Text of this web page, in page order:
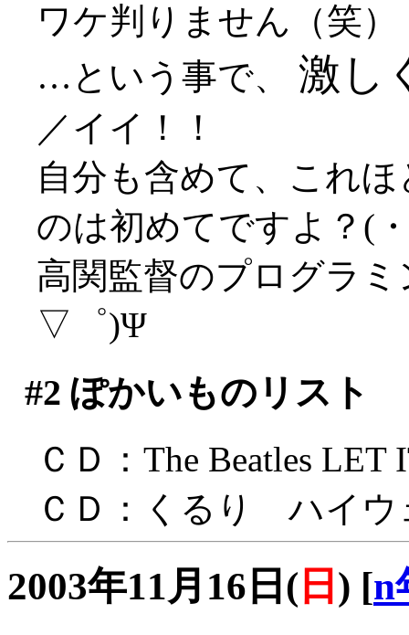
ワケ判りません（笑）
…という事で、 激し
／イイ！！
自分も含めて、これ
のは初めてですよ？(
高関監督のプログラ
▽゜)Ψ
#2 ぽかいものリスト
ＣＤ：The Beatles
ＣＤ：くるり ハイウ
2003年11月16日( 日 ) [n